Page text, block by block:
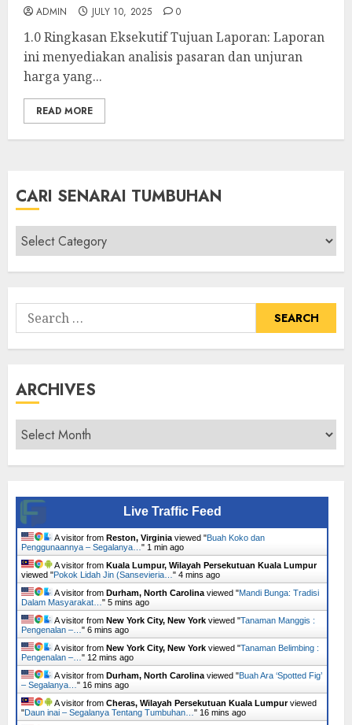
ADMIN JULY 10, 2025 0
1.0 Ringkasan Eksekutif Tujuan Laporan: Laporan
ini menyediakan analisis pasaran dan unjuran
harga yang...
READ MORE
CARI SENARAI TUMBUHAN
Cari
Senarai
Tumbuhan
Search
for:
ARCHIVES
Archives
Live Traffic Feed
A visitor from Reston, Virginia viewed "Buah Koko dan
Penggunaannya – Segalanya… " 1 min ago
A visitor from Kuala Lumpur, Wilayah Persekutuan Kuala Lumpur
viewed "Pokok Lidah Jin (Sansevieria… " 4 mins ago
A visitor from Durham, North Carolina viewed "Mandi Bunga: Tradisi
Dalam Masyarakat… " 5 mins ago
A visitor from New York City, New York viewed "Tanaman Manggis :
Pengenalan –… " 6 mins ago
A visitor from New York City, New York viewed "Tanaman Belimbing :
Pengenalan –… " 12 mins ago
A visitor from Durham, North Carolina viewed "Buah Ara ‘Spotted Fig’
– Segalanya… " 16 mins ago
A visitor from Cheras, Wilayah Persekutuan Kuala Lumpurviewed
"Daun inai – Segalanya Tentang Tumbuhan… " 16 mins ago